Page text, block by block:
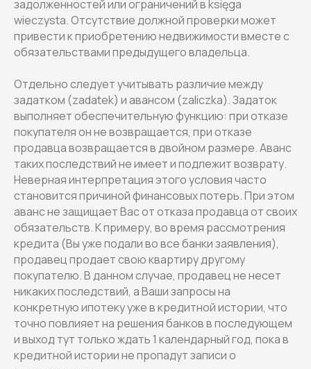
задолженностей или ограничений в księga
wieczysta. Отсутствие должной проверки может
привести к приобретению недвижимости вместе с
обязательствами предыдущего владельца.
Отдельно следует учитывать различие между
задатком (zadatek) и авансом (zaliczka). Задаток
выполняет обеспечительную функцию: при отказе
покупателя он не возвращается, при отказе
продавца возвращается в двойном размере. Аванс
таких последствий не имеет и подлежит возврату.
Неверная интерпретация этого условия часто
становится причиной финансовых потерь. При этом
аванс не защищает Вас от отказа продавца от своих
обязательств. К примеру, во время рассмотрения
кредита (Вы уже подали во все банки заявления),
продавец продает свою квартиру другому
покупателю. В данном случае, продавец не несет
никаких последствий, а Ваши запросы на
конкретную ипотеку уже в кредитной истории, что
точно повлияет на решения банков в последующем
и выход тут только ждать 1 календарный год, пока в
кредитной истории не пропадут записи о